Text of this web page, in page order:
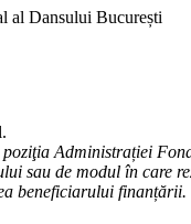
al Dansului București
poziţia Administrației
sau de modul în care
beneficiarului finanțării.